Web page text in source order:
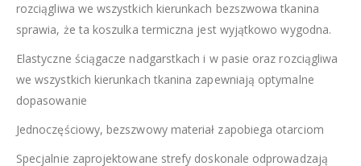
rozciągliwa we wszystkich kierunkach bezszwowa tkanina
sprawia, że ta koszulka termiczna jest wyjątkowo wygodna.
Elastyczne ściągacze nadgarstkach i w pasie oraz rozciągliwa
we wszystkich kierunkach tkanina zapewniają optymalne
dopasowanie
Jednoczęściowy, bezszwowy materiał zapobiega otarciom
Specjalnie zaprojektowane strefy doskonale odprowadzają